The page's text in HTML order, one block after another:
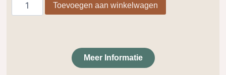
Toevoegen aan winkelwagen
Meer Informatie